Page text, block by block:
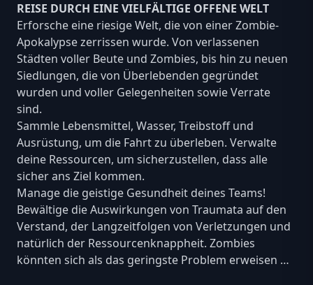
REISE DURCH ΕΙΝΕ VIELFÄLTIGE OFFENE WELT
Erforsche eine riesige Welt, die von einer Zombie-
Apokalypse zerrissen wurde. Von verlassenen
Städten voller Beute und Zombies, bis hin zu neuen
Siedlungen, die von Überlebenden gegründet
wurden und voller Gelegenheiten sowie Verrate
sind.
Sammle Lebensmittel, Wasser, Treibstoff und
Ausrüstung, um die Fahrt zu überleben. Verwalte
deine Ressourcen, um sicherzustellen, dass alle
sicher ans Ziel kommen.
Manage die geistige Gesundheit deines Teams!
Bewältige die Auswirkungen von Traumata auf den
Verstand, der Langzeitfolgen von Verletzungen und
natürlich der Ressourcenknappheit. Zombies
könnten sich als das geringste Problem erweisen …